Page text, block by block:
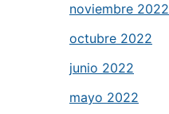
noviembre 2022
octubre 2022
junio 2022
mayo 2022